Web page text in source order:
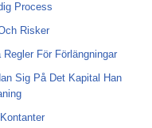
Process
Risker
För Förlängningar
Sig På Det Kapital Han